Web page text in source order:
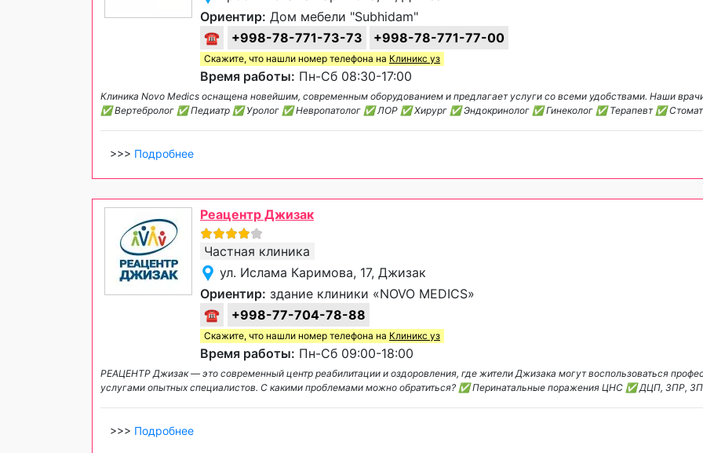
Ориентир: Дом мебели "Subhidam"
☎
+998-78-771-73-73 +998-78-771-77-00
Скажите, что нашли номер телефона на Клиникс уз
Время работы: Пн-Сб 08:30-17:00
Клиника Novo Medics оснащена новейшим, современным оборудованием и предлагает услуги со всеми удобствами. Наши
✅ Вертебролог ✅ Педиатр ✅ Уролог ✅ Невропатолог ✅ ЛОР ✅ Хирург ✅ Эндокринолог ✅ Гинеколог ✅ Терапевт ✅
>>> Подробнее
Реацентр Джизак
Частная клиника
ул. Ислама Каримова, 17, Джизак
Ориентир: здание клиники «NOVO MEDICS»
☎
+998-77-704-78-88
Скажите, что нашли номер телефона на Клиникс уз
Время работы: Пн-Сб 09:00-18:00
РЕАЦЕНТР Джизак — это современный центр реабилитации и оздоровления, где жители Джизака могут воспользоваться
услугами опытных специалистов. С какими проблемами можно обратиться? ✅ Перинатальные поражения ЦНС ✅ ДЦП, ЗПР,
>>> Подробнее